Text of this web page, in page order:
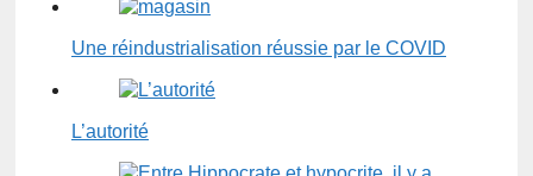
Une réindustrialisation réussie par le COVID
L’autorité